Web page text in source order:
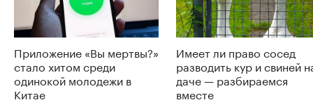
Приложение «Вы мертвы?»
стало хитом среди
одинокой молодежи в
Китае
Имеет ли право сосед
разводить кур и свиней
даче — разбираемся
вместе